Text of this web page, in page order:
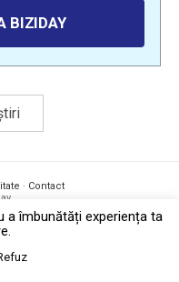
BIZIDAY
· Contact
îmbunătăți experiența ta